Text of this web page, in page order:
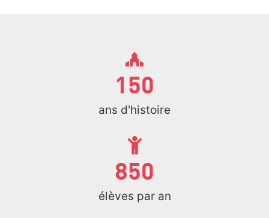
ans d'histoire
150
élèves par an
850